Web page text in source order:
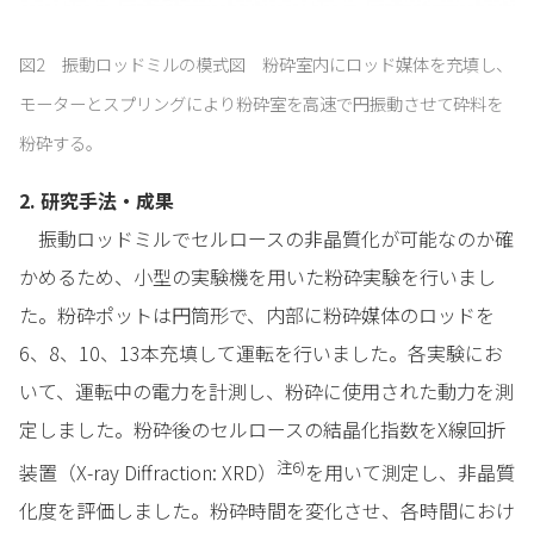
図2 振動ロッドミルの模式図 粉砕室内にロッド媒体を充填し、
モーターとスプリングにより粉砕室を高速で円振動させて砕料を
粉砕する。
2. 研究手法・成果
振動ロッドミルでセルロースの非晶質化が可能なのか確
かめるため、小型の実験機を用いた粉砕実験を行いまし
た。粉砕ポットは円筒形で、内部に粉砕媒体のロッドを
6、8、10、13本充填して運転を行いました。各実験にお
いて、運転中の電力を計測し、粉砕に使用された動力を測
定しました。粉砕後のセルロースの結晶化指数をX線回折
装置（X-ray Diffraction: XRD）
注6)を用いて測定し、非晶質
化度を評価しました。粉砕時間を変化させ、各時間におけ